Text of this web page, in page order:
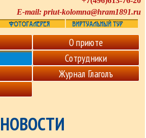
E-mail: priut-kolomna@hram1891.ru
О приюте
Сотрудники
Журнал Глаголъ
НОВОСТИ